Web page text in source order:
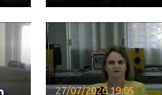
27/07/2026 19:05